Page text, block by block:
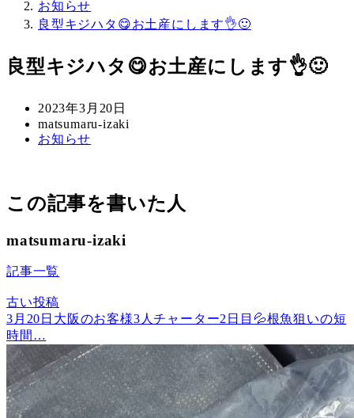
お知らせ
良型キジハタ😋お土産にします👌🙂
良型キジハタ😋お土産にします👌🙂
投
稿
日
2023年3月20日
著
者
matsumaru-izaki
カ
ー
お知らせ
この記事を書いた人
matsumaru-izaki
記事一覧
古い投稿
3月20日大阪のお客様3人チャーター2日目💦根魚狙いの短
時間…